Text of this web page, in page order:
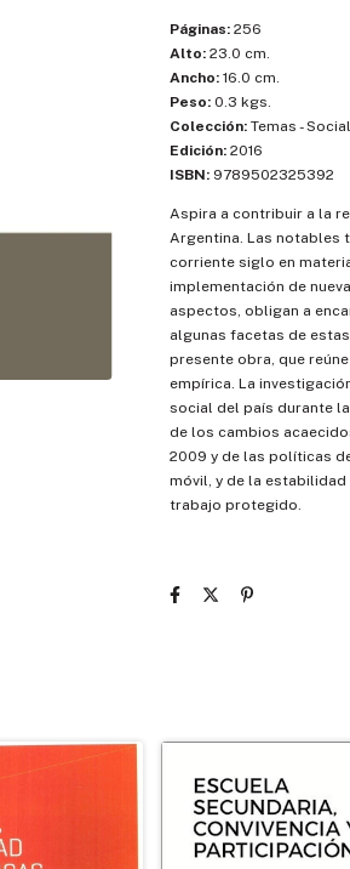
Páginas: 256
Alto: 23.0 cm.
Ancho: 16.0 cm.
Peso: 0.3 kgs.
Colección: Temas -
Edición: 2016
ISBN: 9789502325392
Aspira a contribuir a la
Argentina. Las notables
corriente siglo en
implementación de
aspectos, obligan a
algunas facetas de
presente obra, que
empírica. La
social del país durante
de los cambios
2009 y de las políticas
móvil, y de la
trabajo protegido.